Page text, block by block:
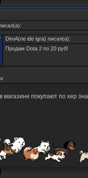
DimA(ne ide igra) писал(а):
Продам Dota 2 по 20 руб!
магазине покупают по хер